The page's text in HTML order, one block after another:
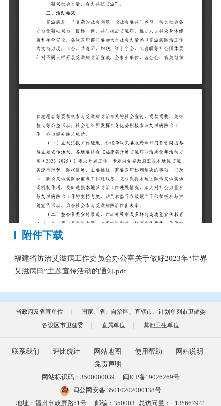
附件下载
福建省防治艾滋病工作委员会办公室关于做好2023年“世界
艾滋病日”主题宣传活动的通知.pdf
省政府及省直单位
国家、省、自治区、直辖市、计划单列市卫健委
各设区市卫健委
直属单位 其他卫生单位
联系我们 评比统计 网站地图 使用帮助 网站说明
免责声明
网站标识码：3500000039
闽ICP备19026269号
闽公网安备 35010202000138号
地址：福州市鼓屏路61号
邮编：350003 总访问量： 135667941